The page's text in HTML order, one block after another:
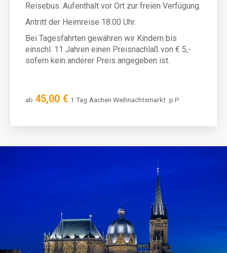
Reisebus. Aufenthalt vor Ort zur freien Verfügung.
Antritt der Heimreise 18.00 Uhr.
Bei Tagesfahrten gewähren wir Kindern bis
einschl. 11 Jahren einen Preisnachlaß von € 5,-
sofern kein anderer Preis angegeben ist.
ab 45,00 € 1 Tag Aachen Weihnachtsmarkt p.P.